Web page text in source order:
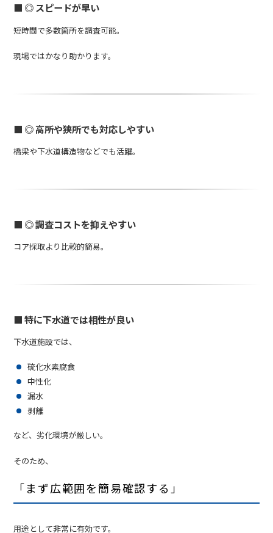
■ ◎ スピードが早い
短時間で多数箇所を調査可能。
現場ではかなり助かります。
■ ◎ 高所や狭所でも対応しやすい
橋梁や下水道構造物などでも活躍。
■ ◎ 調査コストを抑えやすい
コア採取より比較的簡易。
■ 特に下水道では相性が良い
下水道施設では、
硫化水素腐食
中性化
漏水
剥離
など、劣化環境が厳しい。
そのため、
「まず広範囲を簡易確認する」
用途として非常に有効です。